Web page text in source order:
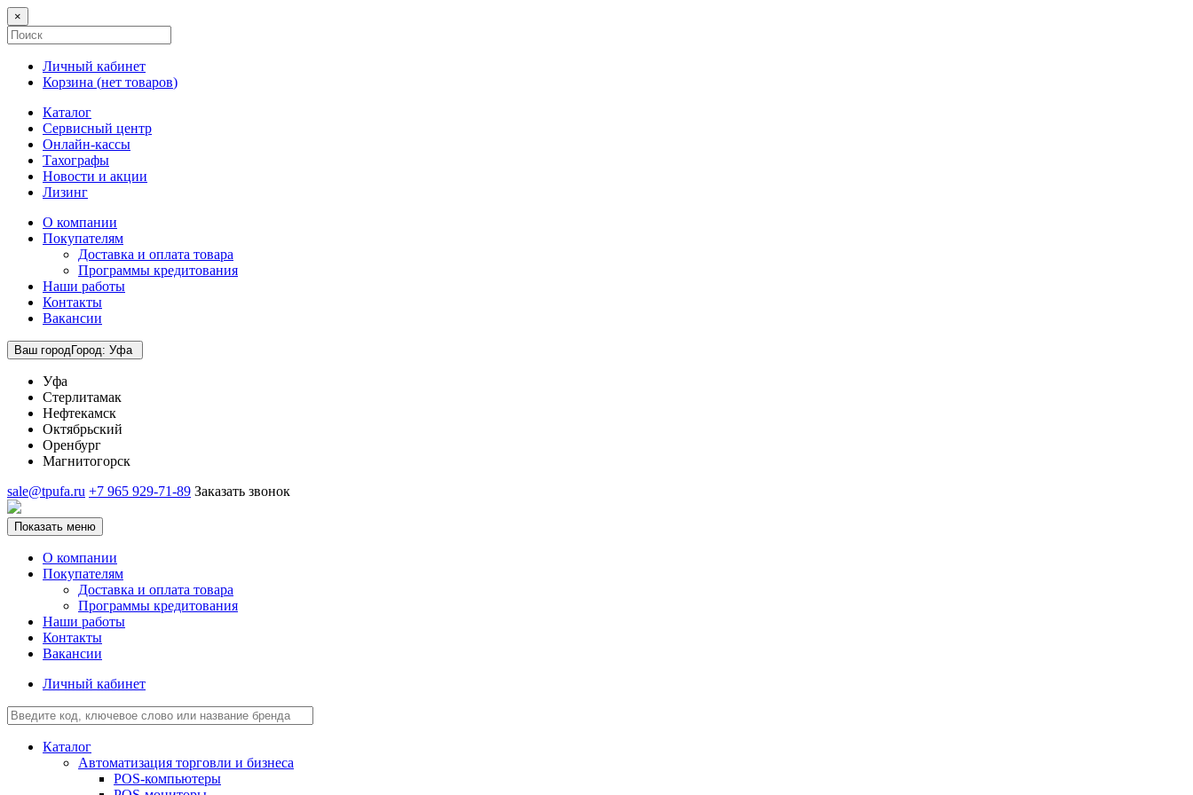
×
Личный кабинет
Корзина (нет товаров)
Каталог
Сервисный центр
Онлайн-кассы
Тахографы
Новости и акции
Лизинг
О компании
Покупателям
Доставка и оплата товара
Программы кредитования
Наши работы
Контакты
Вакансии
Ваш городГород: Уфа
Уфа
Стерлитамак
Нефтекамск
Октябрьский
Оренбург
Магнитогорск
sale@tpufa.ru +7 965 929-71-89 Заказать звонок
Показать меню
О компании
Покупателям
Доставка и оплата товара
Программы кредитования
Наши работы
Контакты
Вакансии
Личный кабинет
Каталог
Автоматизация торговли и бизнеса
POS-компьютеры